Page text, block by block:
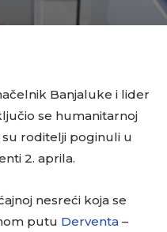
Banjaluke i lider
se humanitarnoj
su roditelji poginuli u
2. aprila.
nesreći koja se
putu Derventa –